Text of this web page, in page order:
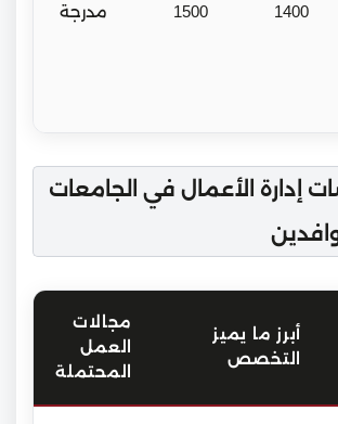
1400
1500
مدرجة
إدارة الأعمال في الجامعات
أبرز ما يميز
التخصص
مجالات
العمل
المحتملة